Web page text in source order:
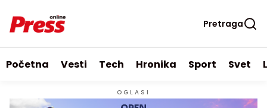
Pretraga
Početna Vesti Tech Hronika Sport Svet
OGLASI